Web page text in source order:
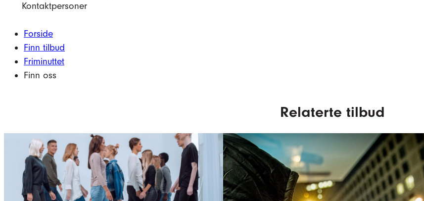
Kontaktpersoner
Forside
Finn tilbud
Friminuttet
Finn oss
Relaterte tilbud